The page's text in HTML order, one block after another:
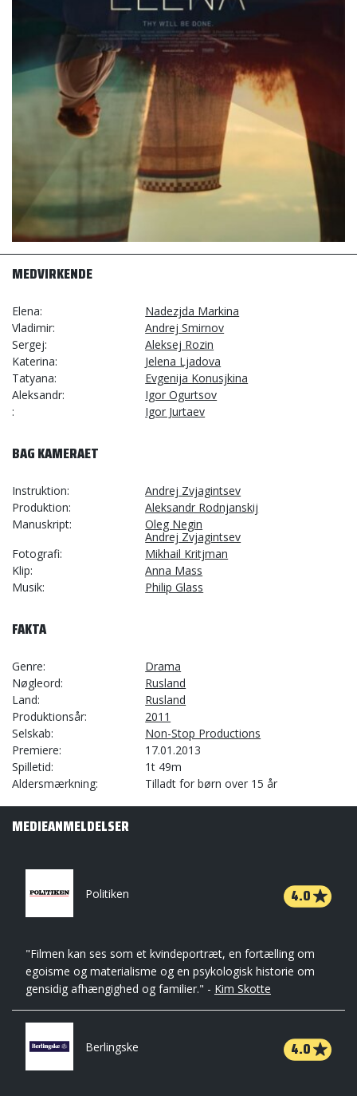
MEDVIRKENDE
Elena
Nadezjda Markina
Vladimir
Andrej Smirnov
Sergej
Aleksej Rozin
Katerina
Jelena Ljadova
Tatyana
Evgenija Konusjkina
Aleksandr
Igor Ogurtsov
Igor Jurtaev
BAG KAMERAET
Instruktion
Andrej Zvjagintsev
Produktion
Aleksandr Rodnjanskij
Manuskript
Oleg Negin
Andrej Zvjagintsev
Fotografi
Mikhail Kritjman
Klip
Anna Mass
Musik
Philip Glass
FAKTA
Genre
Drama
Nøgleord
Rusland
Land
Rusland
Produktionsår
2011
Selskab
Non-Stop Productions
Premiere
17.01.2013
Spilletid
1t 49m
Aldersmærkning
Tilladt for børn over 15 år
MEDIEANMELDELSER
Politiken 4.0
"Filmen kan ses som et kvindeportræt, en fortælling om
egoisme og materialisme og en psykologisk historie om
gensidig afhængighed og familier." - Kim Skotte
Berlingske 4.0